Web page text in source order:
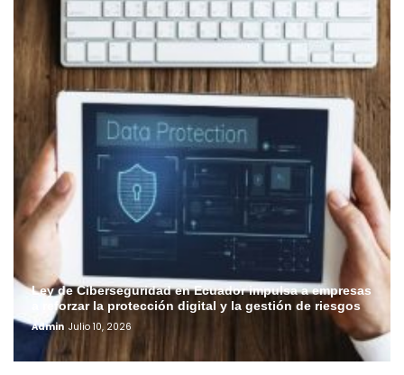
Ley de Ciberseguridad en Ecuador impulsa a empresas
a reforzar la protección digital y la gestión de riesgos
Admin Julio 10, 2026